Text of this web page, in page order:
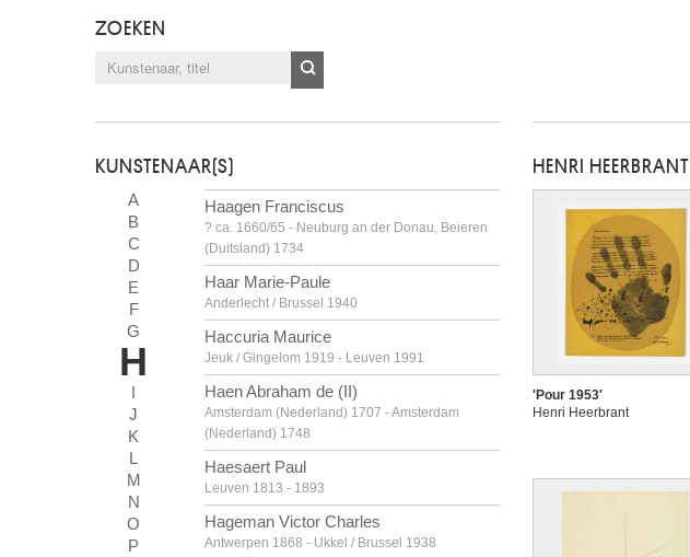
ZOEKEN
KUNSTENAAR(S)
A
B
C
D
E
F
G
H
I
J
K
L
M
N
O
P
Haagen Franciscus
? ca. 1660/65 - Neuburg an der Donau, Beieren
(Duitsland) 1734
Haar Marie-Paule
Anderlecht / Brussel 1940
Haccuria Maurice
Jeuk / Gingelom 1919 - Leuven 1991
Haen Abraham de (II)
Amsterdam (Nederland) 1707 - Amsterdam
(Nederland) 1748
Haesaert Paul
Leuven 1813 - 1893
Hageman Victor Charles
Antwerpen 1868 - Ukkel / Brussel 1938
HENRI HEERBRANT
'Pour 1953'
Henri Heerbrant